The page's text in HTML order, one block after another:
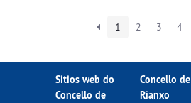
1 2 3 4
Sitios web do
Concello de
Concello de
Rianxo